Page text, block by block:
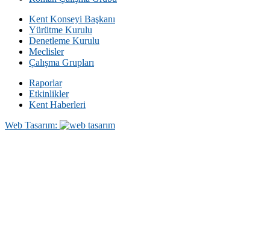
Kent Konseyi Başkanı
Yürütme Kurulu
Denetleme Kurulu
Meclisler
Çalışma Grupları
Raporlar
Etkinlikler
Kent Haberleri
Web Tasarım: